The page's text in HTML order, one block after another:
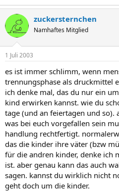
zuckersternchen
Namhaftes Mitglied
1 Juli 2003
es ist immer schlimm, wenn
trennungsphase als druckmittel
ich denke mal, das du nur ein
kind erwirken kannst. wie du
tage (und an feiertagen und so).
was bei euch vorgefallen sein
handlung rechtfertigt.
das die kinder ihre väter (bzw
für die andren kinder, denke ich
ist. aber genau kann das auch
sagen. kannst du wirklich nicht
geht doch um die kinder.